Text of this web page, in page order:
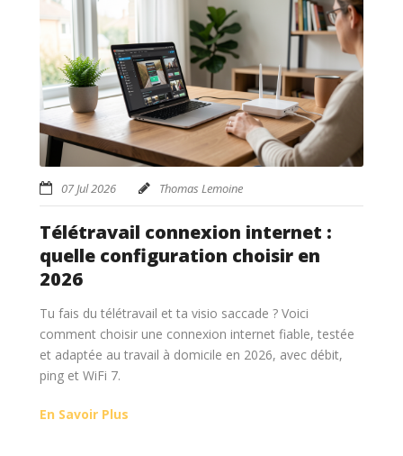
07 Jul 2026 Thomas Lemoine
Télétravail connexion internet :
quelle configuration choisir en
2026
Tu fais du télétravail et ta visio saccade ? Voici
comment choisir une connexion internet fiable, testée
et adaptée au travail à domicile en 2026, avec débit,
ping et WiFi 7.
En Savoir Plus